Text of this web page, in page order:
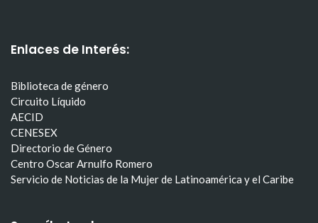
Enlaces de Interés:
Biblioteca de género
Circuito Líquido
AECID
CENESEX
Directorio de Género
Centro Oscar Arnulfo Romero
Servicio de Noticias de la Mujer de Latinoamérica y el Caribe